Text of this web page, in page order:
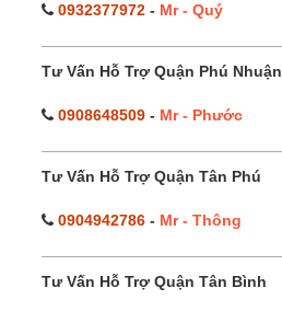
0932377972 - Mr - Quý
Tư Vấn Hỗ Trợ Quận Phú Nhuận
0908648509 - Mr - Phước
Tư Vấn Hỗ Trợ Quận Tân Phú
0904942786 - Mr - Thông
Tư Vấn Hỗ Trợ Quận Tân Bình